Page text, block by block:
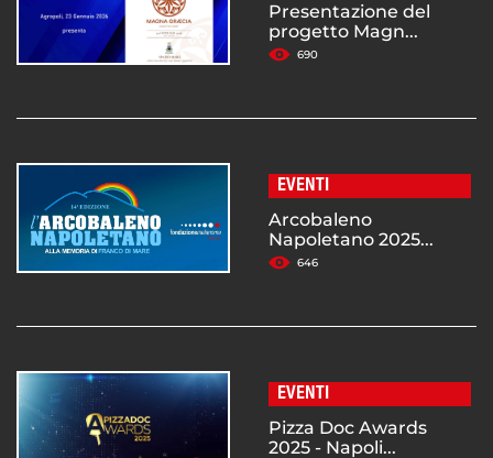
Presentazione del
progetto Magn...
690
EVENTI
Arcobaleno
Napoletano 2025...
646
EVENTI
Pizza Doc Awards
2025 - Napoli...